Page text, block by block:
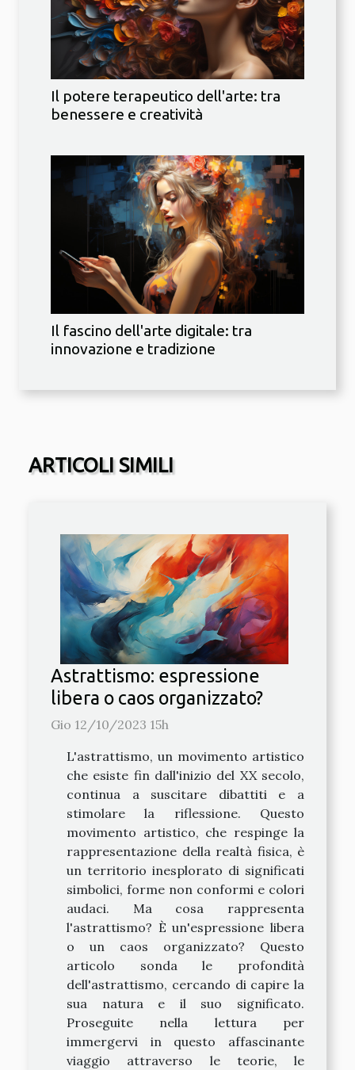
Il potere terapeutico dell'arte: tra
benessere e creatività
Il fascino dell'arte digitale: tra
innovazione e tradizione
ARTICOLI SIMILI
Astrattismo: espressione
libera o caos organizzato?
Gio 12/10/2023 15h
L'astrattismo, un movimento artistico
che esiste fin dall'inizio del XX secolo,
continua a suscitare dibattiti e a
stimolare la riflessione. Questo
movimento artistico, che respinge la
rappresentazione della realtà fisica, è
un territorio inesplorato di significati
simbolici, forme non conformi e colori
audaci. Ma cosa rappresenta
l'astrattismo? È un'espressione libera
o un caos organizzato? Questo
articolo sonda le profondità
dell'astrattismo, cercando di capire la
sua natura e il suo significato.
Proseguite nella lettura per
immergervi in questo affascinante
viaggio attraverso le teorie, le